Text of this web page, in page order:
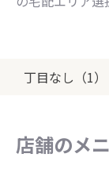
丁目なし（1）
店舗のメ